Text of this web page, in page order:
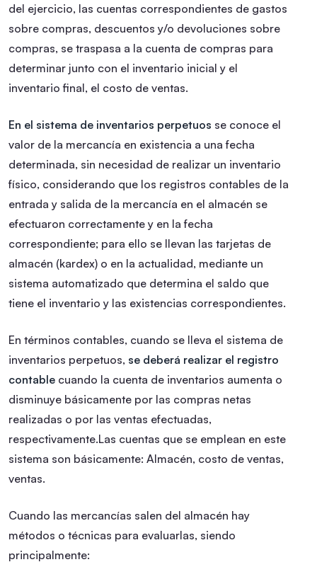
del ejercicio, las cuentas correspondientes de gastos
sobre compras, descuentos y/o devoluciones sobre
compras, se traspasa a la cuenta de compras para
determinar junto con el inventario inicial y el
inventario final, el costo de ventas.
En el sistema de inventarios perpetuos se conoce el
valor de la mercancía en existencia a una fecha
determinada, sin necesidad de realizar un inventario
físico, considerando que los registros contables de la
entrada y salida de la mercancía en el almacén se
efectuaron correctamente y en la fecha
correspondiente; para ello se llevan las tarjetas de
almacén (kardex) o en la actualidad, mediante un
sistema automatizado que determina el saldo que
tiene el inventario y las existencias correspondientes.
En términos contables, cuando se lleva el sistema de
inventarios perpetuos, se deberá realizar el registro
contable cuando la cuenta de inventarios aumenta o
disminuye básicamente por las compras netas
realizadas o por las ventas efectuadas,
respectivamente.Las cuentas que se emplean en este
sistema son básicamente: Almacén, costo de ventas,
ventas.
Cuando las mercancías salen del almacén hay
métodos o técnicas para evaluarlas, siendo
principalmente: